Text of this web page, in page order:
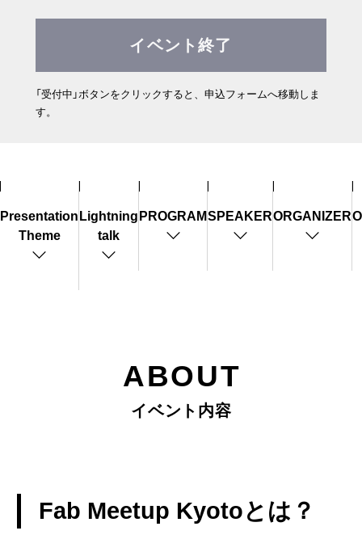
イベント終了
「受付中」ボタンをクリックすると、申込フォームへ移動しま
す。
Presentation
Theme
Lightning
talk
PROGRAMSPEAKERORGANIZER
ABOUT
イベント内容
Fab Meetup Kyotoとは？